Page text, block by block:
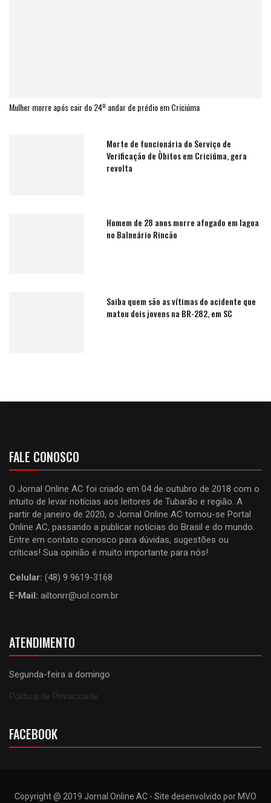
Mulher morre após cair do 24º andar de prédio em Criciúma
Morte de funcionária do Serviço de
Verificação de Òbitos em Criciúma, gera
revolta
Homem de 28 anos morre afogado em lagoa
no Balneário Rincão
Saiba quem são as vítimas do acidente que
matou dois jovens na BR-282, em SC
FALE CONOSCO
O Jornal Online AC foi criado em 04 de outubro de 2018 com o
intuito de levar notícias aos leitores de Tubarão e região. A
partir de janeiro de 2020, o Jornal Online AC tornou-se Portal
Online AC, passando a publicar notícias do Brasil e do mundo.
Entre em contato conosco para dúvidas, sugestões ou
críticas! Sua opinião é muito importante para nós!
Celular: (48) 9 9619-3168
E-Mail: ailtonrr@uol.com.br
ATENDIMENTO
Segunda-feira a domingo
Política de Privacidade
FACEBOOK
Copyright @ 2019 Jornal Online AC - Site desenvolvido por MVO